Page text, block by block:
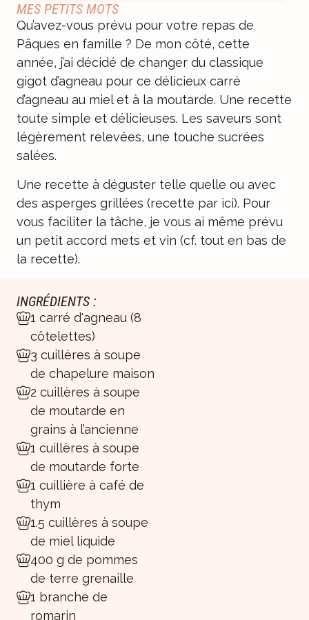
MES PETITS MOTS
Qu’avez-vous prévu pour votre repas de
Pâques en famille ? De mon côté, cette
année, j’ai décidé de changer du classique
gigot d’agneau pour ce délicieux carré
d’agneau au miel et à la moutarde. Une recette
toute simple et délicieuses. Les saveurs sont
légèrement relevées, une touche sucrées
salées.
Une recette à déguster telle quelle ou avec
des asperges grillées (recette par ici). Pour
vous faciliter la tâche, je vous ai même prévu
un petit accord mets et vin (cf. tout en bas de
la recette).
INGRÉDIENTS :
1 carré d'agneau (8
côtelettes)
3 cuillères à soupe
de chapelure maison
2 cuillères à soupe
de moutarde en
grains à l’ancienne
1 cuillères à soupe
de moutarde forte
1 cuillière à café de
thym
1.5 cuillères à soupe
de miel liquide
400 g de pommes
de terre grenaille
1 branche de
romarin